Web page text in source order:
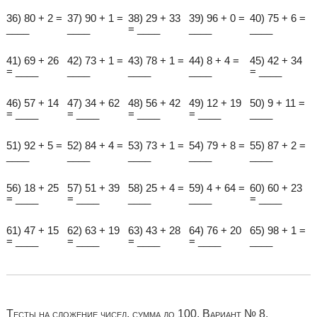
36) 80 + 2 = 37) 90 + 1 = 38) 29 + 33
= ____
39) 96 + 0 = 40) 75 + 6 =
41) 69 + 26
= ____
42) 73 + 1 = 43) 78 + 1 = 44) 8 + 4 =
45) 42 + 34
= ____
46) 57 + 14
= ____
47) 34 + 62
= ____
48) 56 + 42
= ____
49) 12 + 19
= ____
50) 9 + 11 =
51) 92 + 5 = 52) 84 + 4 = 53) 73 + 1 = 54) 79 + 8 = 55) 87 + 2 =
56) 18 + 25
= ____
57) 51 + 39
= ____
58) 25 + 4 = 59) 4 + 64 = 60) 60 + 23
= ____
61) 47 + 15
= ____
62) 63 + 19
= ____
63) 43 + 28
= ____
64) 76 + 20
= ____
65) 98 + 1 =
Тесты на сложение чисел, сумма до 100. Вариант № 8.